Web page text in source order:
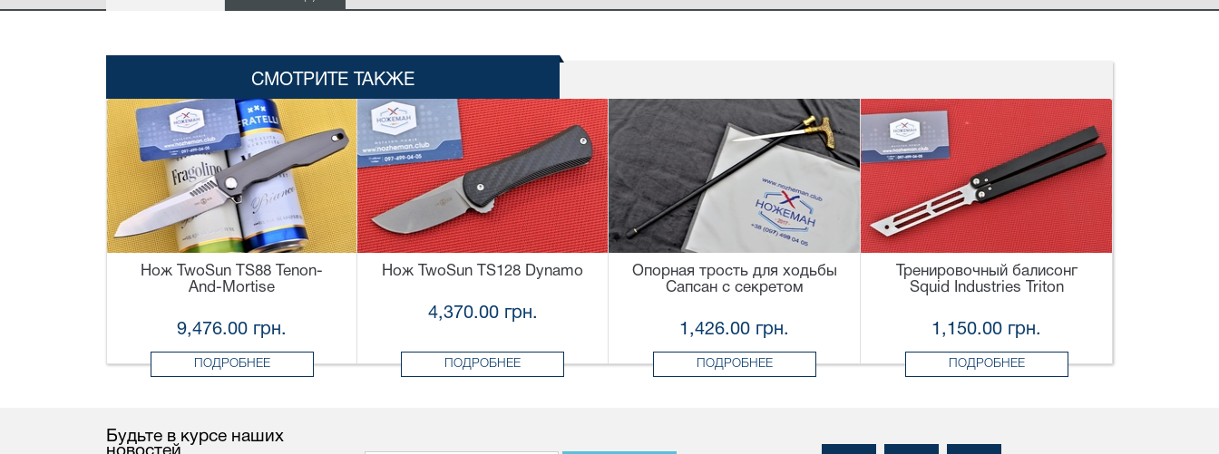
СМОТРИТЕ ТАКЖЕ
Нож TwoSun TS88 Tenon-
And-Mortise
9,476.00 грн.
ПОДРОБНЕЕ
Нож TwoSun TS128 Dynamo
4,370.00 грн.
ПОДРОБНЕЕ
Опорная трость для ходьбы
Сапсан с секретом
1,426.00 грн.
ПОДРОБНЕЕ
Тренировочный балисонг
Squid Industries Triton
1,150.00 грн.
ПОДРОБНЕЕ
Будьте в курсе наших